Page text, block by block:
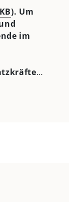
). Um
im
…